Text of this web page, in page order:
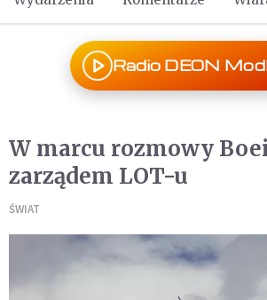
Radio DEON
W marcu rozmowy
zarządem LOT-u
ŚWIAT